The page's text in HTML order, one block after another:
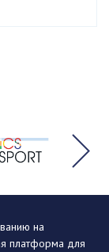
на
платформа для